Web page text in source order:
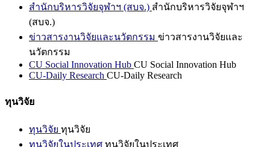
สำนักบริหารวิจัยจุฬาฯ (สบจ.) สำนักบริหารวิจัยจุฬาฯ
(สบจ.)
ข่าวสารงานวิจัยและนวัตกรรม ข่าวสารงานวิจัยและ
นวัตกรรม
CU Social Innovation Hub CU Social Innovation Hub
CU-Daily Research CU-Daily Research
ทุนวิจัย
ทุนวิจัย ทุนวิจัย
ทุนวิจัยในประเทศ ทุนวิจัยในประเทศ